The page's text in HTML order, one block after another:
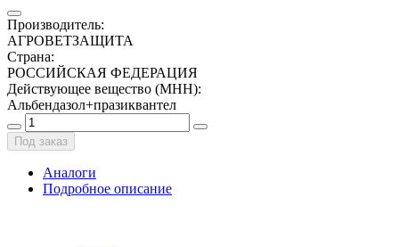
Производитель:
АГРОВЕТЗАЩИТА
Страна:
РОССИЙСКАЯ ФЕДЕРАЦИЯ
Действующее вещество (МНН):
Альбендазол+празиквантел
Под заказ
Аналоги
Подробное описание